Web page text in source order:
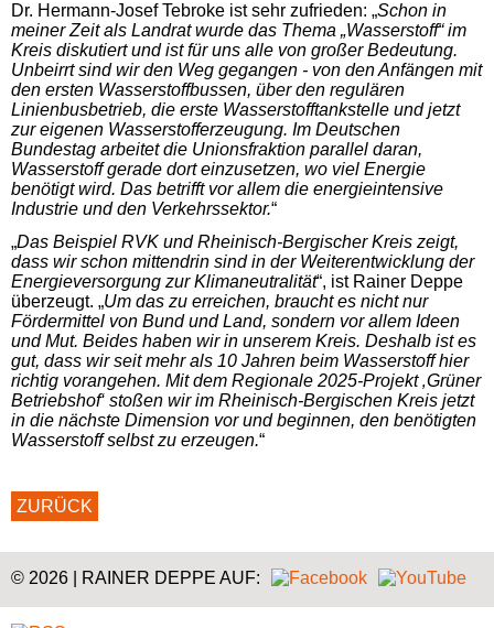
Dr. Hermann-Josef Tebroke ist sehr zufrieden: „Schon in
meiner Zeit als Landrat wurde das Thema „Wasserstoff“ im
Kreis diskutiert und ist für uns alle von großer Bedeutung.
Unbeirrt sind wir den Weg gegangen - von den Anfängen mit
den ersten Wasserstoffbussen, über den regulären
Linienbusbetrieb, die erste Wasserstofftankstelle und jetzt
zur eigenen Wasserstofferzeugung. Im Deutschen
Bundestag arbeitet die Unionsfraktion parallel daran,
Wasserstoff gerade dort einzusetzen, wo viel Energie
benötigt wird. Das betrifft vor allem die energieintensive
Industrie und den Verkehrssektor.“
„Das Beispiel RVK und Rheinisch-Bergischer Kreis zeigt,
dass wir schon mittendrin sind in der Weiterentwicklung der
Energieversorgung zur Klimaneutralität“, ist Rainer Deppe
überzeugt. „Um das zu erreichen, braucht es nicht nur
Fördermittel von Bund und Land, sondern vor allem Ideen
und Mut. Beides haben wir in unserem Kreis. Deshalb ist es
gut, dass wir seit mehr als 10 Jahren beim Wasserstoff hier
richtig vorangehen. Mit dem Regionale 2025-Projekt ‚Grüner
Betriebshof‘ stoßen wir im Rheinisch-Bergischen Kreis jetzt
in die nächste Dimension vor und beginnen, den benötigten
Wasserstoff selbst zu erzeugen.“
ZURÜCK
© 2026 | RAINER DEPPE AUF: